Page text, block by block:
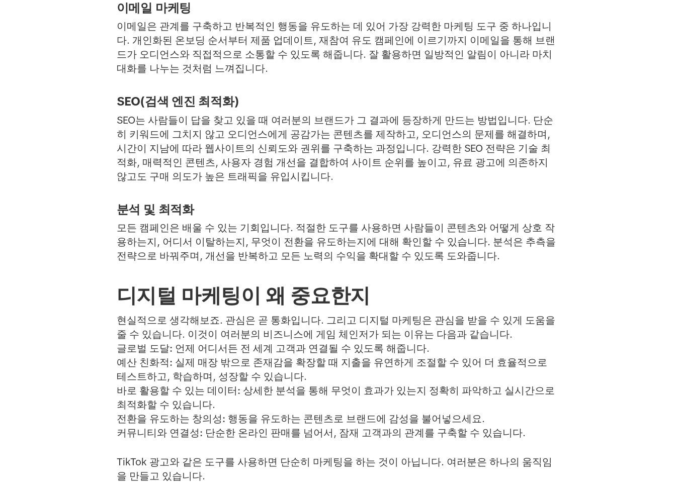
이메일 마케팅
이메일은 관계를 구축하고 반복적인 행동을 유도하는 데 있어 가장 강력한 마케팅 도구 중 하나입니
다. 개인화된 온보딩 순서부터 제품 업데이트, 재참여 유도 캠페인에 이르기까지 이메일을 통해 브랜
드가 오디언스와 직접적으로 소통할 수 있도록 해줍니다. 잘 활용하면 일방적인 알림이 아니라 마치
대화를 나누는 것처럼 느껴집니다.
SEO(검색 엔진 최적화)
SEO는 사람들이 답을 찾고 있을 때 여러분의 브랜드가 그 결과에 등장하게 만드는 방법입니다. 단순
히 키워드에 그치지 않고 오디언스에게 공감가는 콘텐츠를 제작하고, 오디언스의 문제를 해결하며,
시간이 지남에 따라 웹사이트의 신뢰도와 권위를 구축하는 과정입니다. 강력한 SEO 전략은 기술 최
적화, 매력적인 콘텐츠, 사용자 경험 개선을 결합하여 사이트 순위를 높이고, 유료 광고에 의존하지
않고도 구매 의도가 높은 트래픽을 유입시킵니다.
분석 및 최적화
모든 캠페인은 배울 수 있는 기회입니다. 적절한 도구를 사용하면 사람들이 콘텐츠와 어떻게 상호 작
용하는지, 어디서 이탈하는지, 무엇이 전환을 유도하는지에 대해 확인할 수 있습니다. 분석은 추측을
전략으로 바꿔주며, 개선을 반복하고 모든 노력의 수익을 확대할 수 있도록 도와줍니다.
디지털 마케팅이 왜 중요한지
현실적으로 생각해보죠. 관심은 곧 통화입니다. 그리고 디지털 마케팅은 관심을 받을 수 있게 도움을
줄 수 있습니다. 이것이 여러분의 비즈니스에 게임 체인저가 되는 이유는 다음과 같습니다.
글로벌 도달: 언제 어디서든 전 세계 고객과 연결될 수 있도록 해줍니다.
예산 친화적: 실제 매장 밖으로 존재감을 확장할 때 지출을 유연하게 조절할 수 있어 더 효율적으로
테스트하고, 학습하며, 성장할 수 있습니다.
바로 활용할 수 있는 데이터: 상세한 분석을 통해 무엇이 효과가 있는지 정확히 파악하고 실시간으로
최적화할 수 있습니다.
전환을 유도하는 창의성: 행동을 유도하는 콘텐츠로 브랜드에 감성을 불어넣으세요.
커뮤니티와 연결성: 단순한 온라인 판매를 넘어서, 잠재 고객과의 관계를 구축할 수 있습니다.
TikTok 광고와 같은 도구를 사용하면 단순히 마케팅을 하는 것이 아닙니다. 여러분은 하나의 움직임
을 만들고 있습니다.